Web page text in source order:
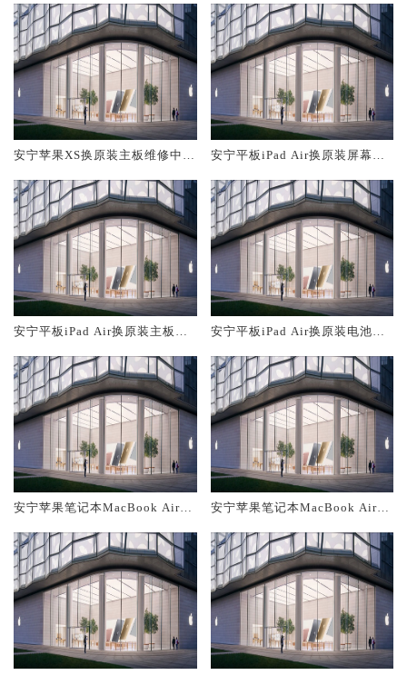
安宁苹果XS换原装主板维修中心
安宁平板iPad Air换原装屏幕服
安宁平板iPad Air换原装主板维
安宁平板iPad Air换原装电池维
安宁苹果笔记本MacBook Air换
安宁苹果笔记本MacBook Air换